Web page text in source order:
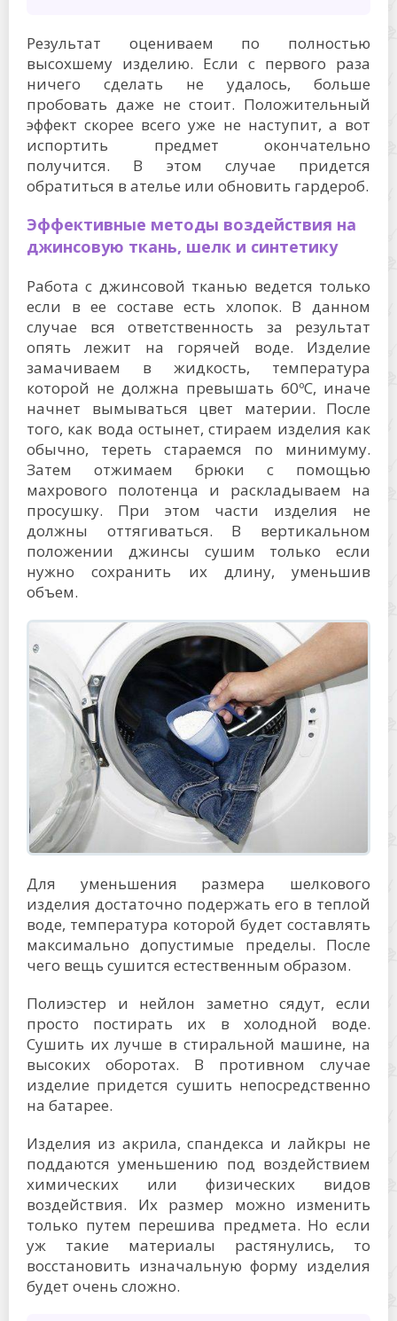
Результат оцениваем по полностью
высохшему изделию. Если с первого раза
ничего сделать не удалось, больше
пробовать даже не стоит. Положительный
эффект скорее всего уже не наступит, а вот
испортить предмет окончательно
получится. В этом случае придется
обратиться в ателье или обновить гардероб.
Эффективные методы воздействия на
джинсовую ткань, шелк и синтетику
Работа с джинсовой тканью ведется только
если в ее составе есть хлопок. В данном
случае вся ответственность за результат
опять лежит на горячей воде. Изделие
замачиваем в жидкость, температура
которой не должна превышать 60ºС, иначе
начнет вымываться цвет материи. После
того, как вода остынет, стираем изделия как
обычно, тереть стараемся по минимуму.
Затем отжимаем брюки с помощью
махрового полотенца и раскладываем на
просушку. При этом части изделия не
должны оттягиваться. В вертикальном
положении джинсы сушим только если
нужно сохранить их длину, уменьшив
объем.
Для уменьшения размера шелкового
изделия достаточно подержать его в теплой
воде, температура которой будет составлять
максимально допустимые пределы. После
чего вещь сушится естественным образом.
Полиэстер и нейлон заметно сядут, если
просто постирать их в холодной воде.
Сушить их лучше в стиральной машине, на
высоких оборотах. В противном случае
изделие придется сушить непосредственно
на батарее.
Изделия из акрила, спандекса и лайкры не
поддаются уменьшению под воздействием
химических или физических видов
воздействия. Их размер можно изменить
только путем перешива предмета. Но если
уж такие материалы растянулись, то
восстановить изначальную форму изделия
будет очень сложно.